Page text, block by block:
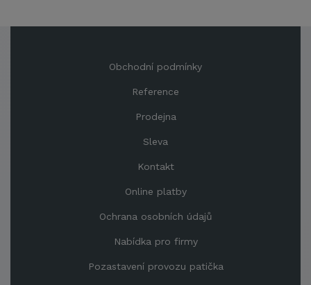
Obchodní podmínky
Reference
Prodejna
Sleva
Kontakt
Online platby
Ochrana osobních údajů
Nabídka pro firmy
Pozastavení provozu patička